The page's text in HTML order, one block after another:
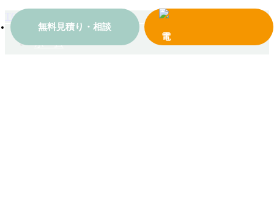
無料見積り・相談
TOPへ戻る
ホーム